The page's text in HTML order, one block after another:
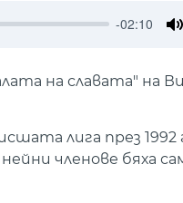
-02:10
на славата" на
лига през 1992
членове бяха